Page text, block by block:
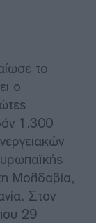
το
ο
1.300
Μολδαβία,
Στον
29